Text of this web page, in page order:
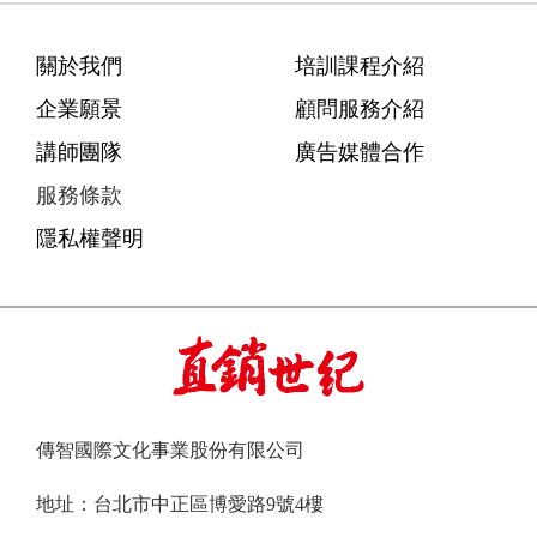
關於我們
企業願景
講師團隊
服務條款
隱私權聲明
培訓課程介紹
顧問服務介紹
廣告媒體合作
傳智國際文化事業股份有限公司
地址：台北市中正區博愛路9號4樓